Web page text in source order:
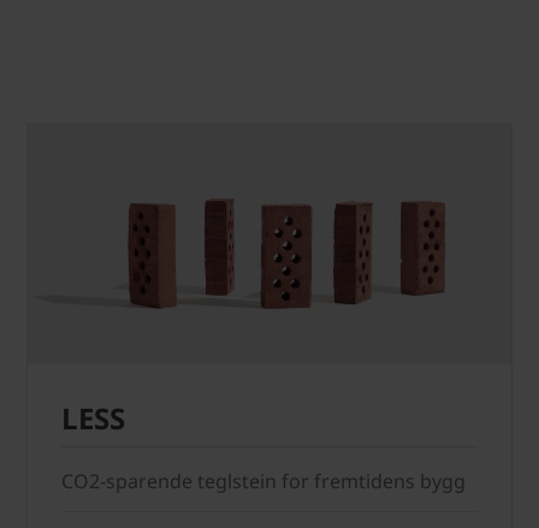
LESS
CO2-sparende teglstein for fremtidens bygg